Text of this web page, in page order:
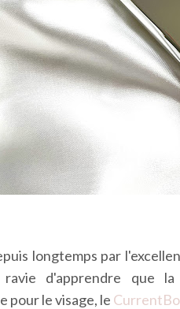
longtemps par
d'apprendre que
pour le visage, le